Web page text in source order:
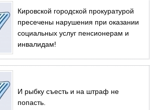
Кировской городской прокуратурой
пресечены нарушения при оказании
социальных услуг пенсионерам и
инвалидам!
И рыбку съесть и на штраф не
попасть.